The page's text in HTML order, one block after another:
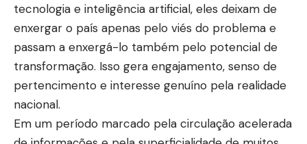
tecnologia e inteligência artificial, eles deixam de
enxergar o país apenas pelo viés do problema e
passam a enxergá-lo também pelo potencial de
transformação. Isso gera engajamento, senso de
pertencimento e interesse genuíno pela realidade
nacional.
Em um período marcado pela circulação acelerada